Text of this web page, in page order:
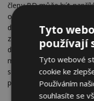
členy BD může být
odpovídající zaplaceným
družstvem na pořízení
z příjmů nájemce tohoto
družstvu v nájemném.
možnost nájemci
snaží své bydlení řešit
pomoc státu.
Tyto
používají
Tyto webové
cookie ke
Používáním
souhlasíte se